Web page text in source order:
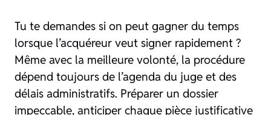
Tu te demandes si on peut gagner du temps
lorsque l’acquéreur veut signer rapidement ?
Même avec la meilleure volonté, la procédure
dépend toujours de l’agenda du juge et des
délais administratifs. Préparer un dossier
impeccable, anticiper chaque pièce justificative